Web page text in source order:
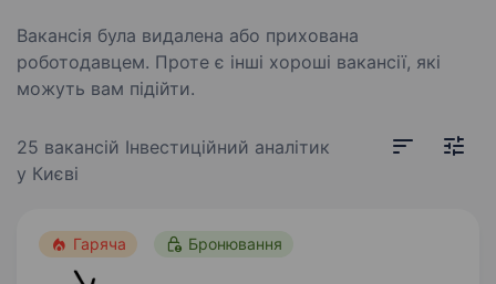
Вакансія була видалена або прихована
роботодавцем. Проте є інші хороші вакансії, які
можуть вам підійти.
25 вакансій Інвестиційний аналітик
у Києві
Гаряча Бронювання